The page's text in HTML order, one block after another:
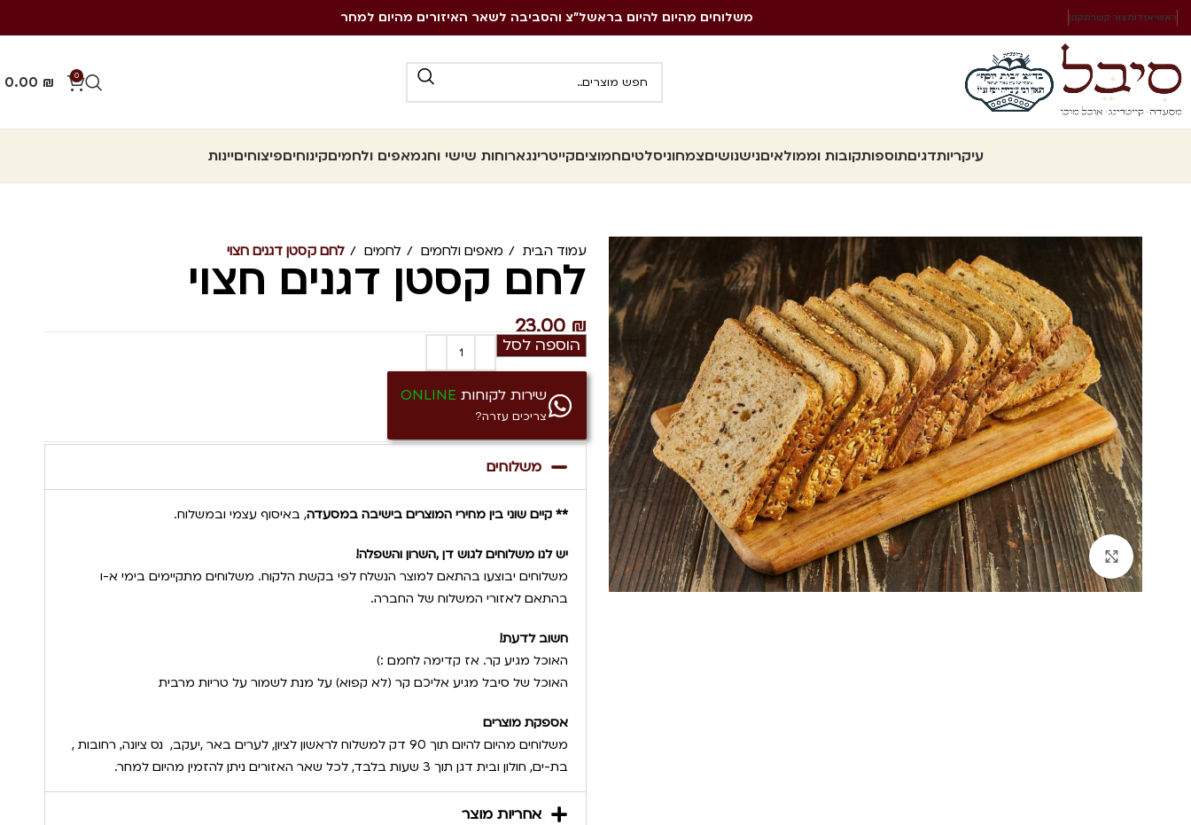
ראשיאודותצור קשרתקנון משלוחים מהיום להיום בראשל״צ והסביבה לשאר האיזורים מהיום למחר
0
0.00 ₪
עיקריותדגיםתוספותקובות וממולאיםנישנושיםצמחוניסלטיםחמוציםקייטרינגארוחות שישי וחגמאפים ולחמיםקינוחיםפיצוחיםיינות
Click to enlarge
עמוד הבית מאפים ולחמים לחמים לחם קסטן דגנים חצוי
לחם קסטן דגנים חצוי
23.00₪
הוספה לסל
שירות לקוחות ONLINE
צריכים עזרה?
משלוחים
** קיים שוני בין מחירי המוצרים בישיבה במסעדה, באיסוף עצמי ובמשלוח.
יש לנו משלוחים לגוש דן ,השרון והשפלה!
משלוחים יבוצעו בהתאם למוצר הנשלח לפי בקשת הלקוח. משלוחים מתקיימים בימי א-ו
בהתאם לאזורי המשלוח של החברה.
חשוב לדעת!
האוכל מגיע קר. אז קדימה לחמם :)
האוכל של סיבל מגיע אליכם קר (לא קפוא) על מנת לשמור על טריות מרבית
אספקת מוצרים
משלוחים מהיום להיום תוך 90 דק למשלוח לראשון לציון, לערים באר ,יעקב, נס ציונה, רחובות ,
בת-ים, חולון ובית דגן תוך 3 שעות בלבד, לכל שאר האזורים ניתן להזמין מהיום למחר.
אחריות מוצר